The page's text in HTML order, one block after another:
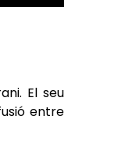
El seu
entre